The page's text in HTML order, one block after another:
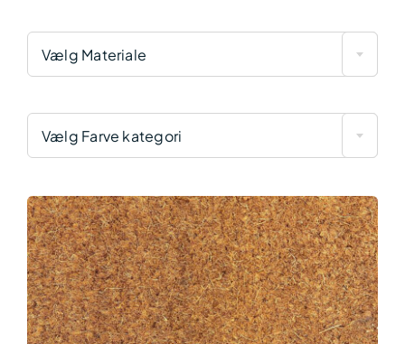
Vælg Materiale
Vælg Farve kategori